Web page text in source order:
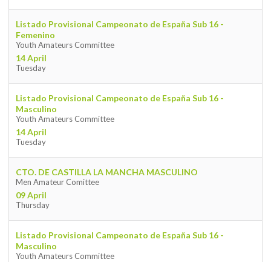
Listado Provisional Campeonato de España Sub 16 -
Femenino
Youth Amateurs Committee
14 April
Tuesday
Listado Provisional Campeonato de España Sub 16 -
Masculino
Youth Amateurs Committee
14 April
Tuesday
CTO. DE CASTILLA LA MANCHA MASCULINO
Men Amateur Comittee
09 April
Thursday
Listado Provisional Campeonato de España Sub 16 -
Masculino
Youth Amateurs Committee